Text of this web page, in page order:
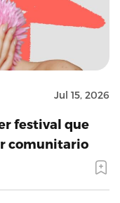
Jul 15, 2026
festival que
comunitario